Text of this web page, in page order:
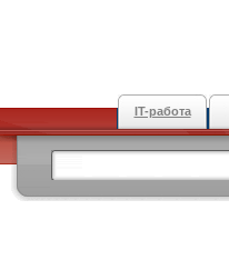
IT-работа